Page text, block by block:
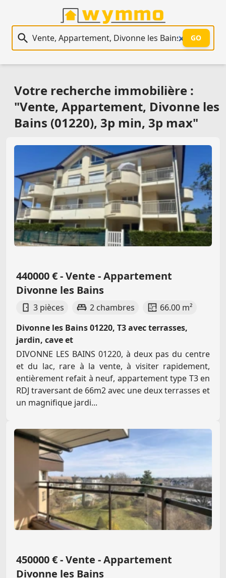
Recherche immobilière
GO
Votre recherche immobilière :
"Vente, Appartement, Divonne les
Bains (01220), 3p min, 3p max"
440000 € - Vente - Appartement
Divonne les Bains
3 pièces 2 chambres
66.00 m²
Divonne les Bains 01220, T3 avec terrasses,
jardin, cave et
DIVONNE LES BAINS 01220, à deux pas du centre
et du lac, rare à la vente, à visiter rapidement,
entièrement refait à neuf, appartement type T3 en
RDJ traversant de 66m2 avec une deux terrasses et
un magnifique jardi...
450000 € - Vente - Appartement
Divonne les Bains